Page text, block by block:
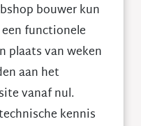
bouwer kun
functionele
plaats van weken
aan het
vanaf nul.
kennis